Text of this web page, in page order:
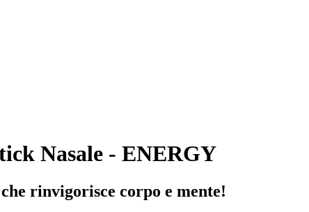
Nasale - ENERGY
rinvigorisce corpo e mente!